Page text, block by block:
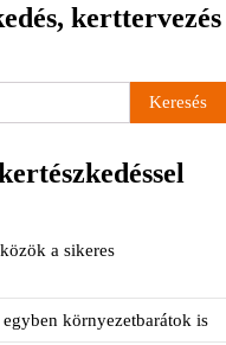
kerttervezés
a sikeres
környezetbarátok is